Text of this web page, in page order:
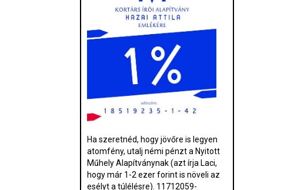
Ha szeretnéd, hogy jövőre is legyen
atomfény, utalj némi pénzt a Nyitott
Műhely Alapítványnak (azt írja Laci,
hogy már 1-2 ezer forint is növeli az
esélyt a túlélésre). 11712059-